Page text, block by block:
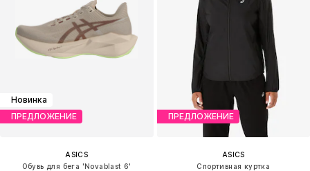
Новинка
ПРЕДЛОЖЕНИЕ
ASICS
Обувь для бега 'Novablast 6'
ПРЕДЛОЖЕНИЕ
ASICS
Спортивная куртка